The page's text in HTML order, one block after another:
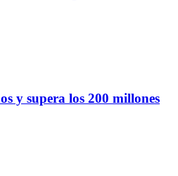
y supera los 200 millones